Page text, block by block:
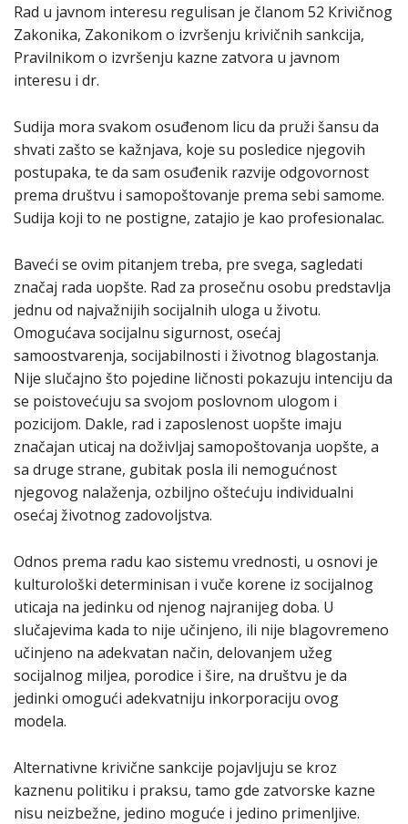
Rad u javnom interesu regulisan je članom 52 Кrivičnog
Zakonika, Zakonikom o izvršenju krivičnih sankcija,
Pravilnikom o izvršenju kazne zatvora u javnom
interesu i dr.
Sudija mora svakom osuđenom licu da pruži šansu da
shvati zašto se kažnjava, koje su posledice njegovih
postupaka, te da sam osuđenik razvije odgovornost
prema društvu i samopoštovanje prema sebi samome.
Sudija koji to ne postigne, zatajio je kao profesionalac.
Baveći se ovim pitanjem treba, pre svega, sagledati
značaj rada uopšte. Rad za prosečnu osobu predstavlja
jednu od najvažnijih socijalnih uloga u životu.
Omogućava socijalnu sigurnost, osećaj
samoostvarenja, socijabilnosti i životnog blagostanja.
Nije slučajno što pojedine ličnosti pokazuju intenciju da
se poistovećuju sa svojom poslovnom ulogom i
pozicijom. Dakle, rad i zaposlenost uopšte imaju
značajan uticaj na doživljaj samopoštovanja uopšte, a
sa druge strane, gubitak posla ili nemogućnost
njegovog nalaženja, ozbiljno oštećuju individualni
osećaj životnog zadovoljstva.
Odnos prema radu kao sistemu vrednosti, u osnovi je
kulturološki determinisan i vuče korene iz socijalnog
uticaja na jedinku od njenog najranijeg doba. U
slučajevima kada to nije učinjeno, ili nije blagovremeno
učinjeno na adekvatan način, delovanjem užeg
socijalnog miljea, porodice i šire, na društvu je da
jedinki omogući adekvatniju inkorporaciju ovog
modela.
Alternativne krivične sankcije pojavljuju se kroz
kaznenu politiku i praksu, tamo gde zatvorske kazne
nisu neizbežne, jedino moguće i jedino primenljive.